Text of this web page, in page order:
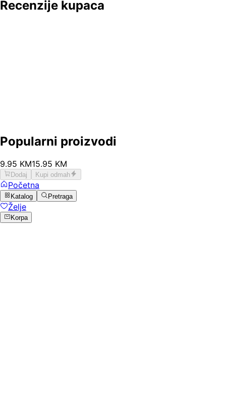
Recenzije kupaca
Popularni proizvodi
9.95 KM15.95 KM
Dodaj Kupi odmah
Početna
Katalog Pretraga
Želje
Korpa